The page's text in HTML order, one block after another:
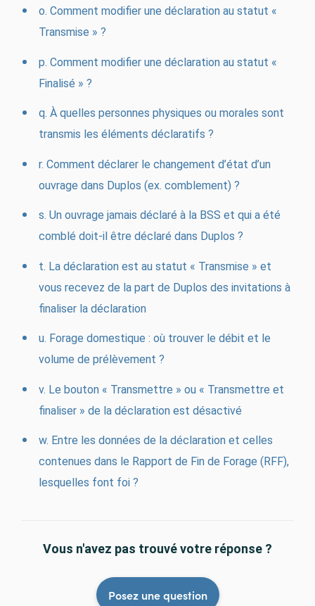
o. Comment modifier une déclaration au statut «
Transmise » ?
p. Comment modifier une déclaration au statut «
Finalisé » ?
q. À quelles personnes physiques ou morales sont
transmis les éléments déclaratifs ?
r. Comment déclarer le changement d’état d’un
ouvrage dans Duplos (ex. comblement) ?
s. Un ouvrage jamais déclaré à la BSS et qui a été
comblé doit-il être déclaré dans Duplos ?
t. La déclaration est au statut « Transmise » et
vous recevez de la part de Duplos des invitations à
finaliser la déclaration
u. Forage domestique : où trouver le débit et le
volume de prélèvement ?
v. Le bouton « Transmettre » ou « Transmettre et
finaliser » de la déclaration est désactivé
w. Entre les données de la déclaration et celles
contenues dans le Rapport de Fin de Forage (RFF),
lesquelles font foi ?
Vous n'avez pas trouvé votre réponse ?
Posez une question